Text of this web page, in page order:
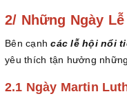
2/ Những Ngày
Bên cạnhcác lễ hội nổi
yêu thích tận hưởng
2.1 Ngày Martin